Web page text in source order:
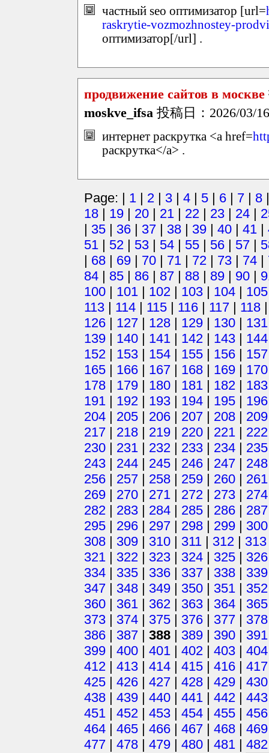
частный seo оптимизатор [url=
raskrytie-vozmozhnostey-
оптимизатор[/url] .
продвижение сайтов в москве
moskve_ifsa 投稿日：2026/03/
интернет раскрутка <a href=
раскрутка</a> .
Page: | 1 | 2 | 3 | 4 | 5 | 6 | 7 | 8
18 | 19 | 20 | 21 | 22 | 23 | 24 |
| 35 | 36 | 37 | 38 | 39 | 40 | 41 |
51 | 52 | 53 | 54 | 55 | 56 | 57 |
| 68 | 69 | 70 | 71 | 72 | 73 | 74 |
84 | 85 | 86 | 87 | 88 | 89 | 90 |
100 | 101 | 102 | 103 | 104 | 105
113 | 114 | 115 | 116 | 117 | 118
126 | 127 | 128 | 129 | 130 | 131
139 | 140 | 141 | 142 | 143 | 144
152 | 153 | 154 | 155 | 156 | 157
165 | 166 | 167 | 168 | 169 | 170
178 | 179 | 180 | 181 | 182 | 183
191 | 192 | 193 | 194 | 195 | 196
204 | 205 | 206 | 207 | 208 | 209
217 | 218 | 219 | 220 | 221 | 222
230 | 231 | 232 | 233 | 234 | 235
243 | 244 | 245 | 246 | 247 | 248
256 | 257 | 258 | 259 | 260 | 261
269 | 270 | 271 | 272 | 273 | 274
282 | 283 | 284 | 285 | 286 | 287
295 | 296 | 297 | 298 | 299 | 300
308 | 309 | 310 | 311 | 312 | 313
321 | 322 | 323 | 324 | 325 | 326
334 | 335 | 336 | 337 | 338 | 339
347 | 348 | 349 | 350 | 351 | 352
360 | 361 | 362 | 363 | 364 | 365
373 | 374 | 375 | 376 | 377 | 378
386 | 387 | 388 | 389 | 390 | 391
399 | 400 | 401 | 402 | 403 | 404
412 | 413 | 414 | 415 | 416 | 417
425 | 426 | 427 | 428 | 429 | 430
438 | 439 | 440 | 441 | 442 | 443
451 | 452 | 453 | 454 | 455 | 456
464 | 465 | 466 | 467 | 468 | 469
477 | 478 | 479 | 480 | 481 | 482